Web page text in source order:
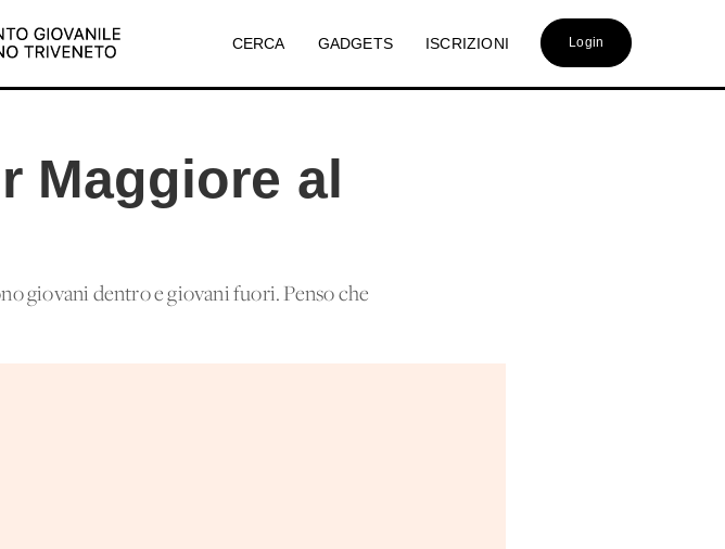
CERCA GADGETS ISCRIZIONI Login
Maggiore al
dentro e giovani fuori. Penso che